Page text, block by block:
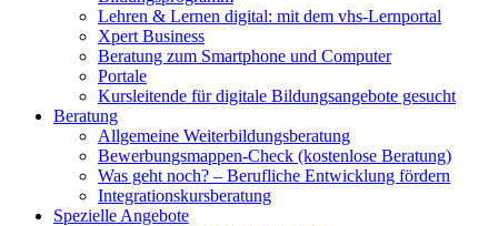
Lehren & Lernen digital: mit dem vhs-Lernportal
Xpert Business
Beratung zum Smartphone und Computer
Portale
Kursleitende für digitale Bildungsangebote gesucht
Beratung
Allgemeine Weiterbildungsberatung
Bewerbungsmappen-Check (kostenlose Beratung)
Was geht noch? – Berufliche Entwicklung fördern
Integrationskursberatung
Spezielle Angebote